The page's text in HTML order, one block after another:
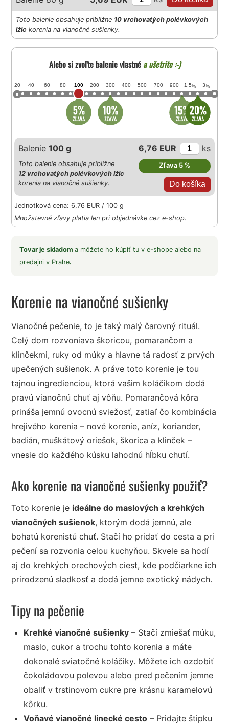
Toto balenie obsahuje približne 10 vrchovatých polévkových
lžic korenia na vianočné sušienky.
Alebo si zvoľte balenie vlastnéa ušetrite :-)
20 40 60 80 100 200 300 400 500 700 900 1,5 kg 3 kg
Balenie100 g 6,76 EUR ks
Zľava 5 %
Toto balenie obsahuje približne
12 vrchovatých polévkových lžic
korenia na vianočné sušienky.
Jednotková cena: 6,76 EUR / 100 g
Množstevné zľavy platia len pri objednávke cez e-shop.
Tovar je skladoma môžete ho kúpiť tu v e-shope alebo na
predajni v Prahe.
Korenie na vianočné sušienky
Vianočné pečenie, to je taký malý čarovný rituál.
Celý dom rozvoniava škoricou, pomarančom a
klinčekmi, ruky od múky a hlavne tá radosť z prvých
upečených sušienok. A práve toto korenie je tou
tajnou ingredienciou, ktorá vašim koláčikom dodá
pravú vianočnú chuť aj vôňu. Pomarančová kôra
prináša jemnú ovocnú sviežosť, zatiaľ čo kombinácia
hrejivého korenia – nové korenie, aníz, koriander,
badián, muškátový oriešok, škorica a klinček –
vnesie do každého kúsku lahodnú hĺbku chutí.
Ako korenie na vianočné sušienky použiť?
Toto korenie je ideálne do maslových a krehkých
vianočných sušienok, ktorým dodá jemnú, ale
bohatú korenistú chuť. Stačí ho pridať do cesta a pri
pečení sa rozvonia celou kuchyňou. Skvele sa hodí
aj do krehkých orechových ciest, kde podčiarkne ich
prirodzenú sladkosť a dodá jemne exotický nádych.
Tipy na pečenie
Krehké vianočné sušienky – Stačí zmiešať múku,
maslo, cukor a trochu tohto korenia a máte
dokonalé sviatočné koláčiky. Môžete ich ozdobiť
čokoládovou polevou alebo pred pečením jemne
obaliť v trstinovom cukre pre krásnu karamelovú
kôrku.
Voňavé vianočné linecké cesto – Pridajte štipku